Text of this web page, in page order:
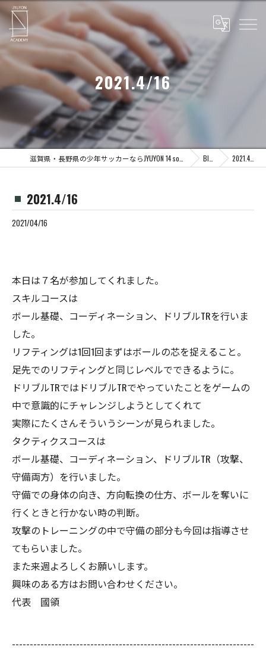
2021.4/16
Blog 2021.4/16
2021.4/16
2021/04/16
本日は７名が参加してくれました。
スキルコースは
ボール基礎、コーディネーション、ドリブルTRを行いま
した。
リフティングは1回1回まずはボールの芯を捉えること。
足先でのリフティングと同じレベルでできるように。
ドリブルTRではドリブルTRでやっていたことをゲームの
中で意識的にチャレンジしようとしてくれて
実際にたくさんそういうシーンが見られました。
タクティクスコースは
ボール基礎、コーディネーション、ドリブルTR（攻撃、
守備両方）を行いました。
守備での身体の向き、方向転換の仕方、ボールを奪いに
行くときと行かない時の判断。
攻撃のトレーニングの中で守備の部分も今回は指導させ
てもらいました。
また来週よろしくお願いします。
興味のある方はお問い合わせください。
代表 國領
--------------------------------------------------------------------